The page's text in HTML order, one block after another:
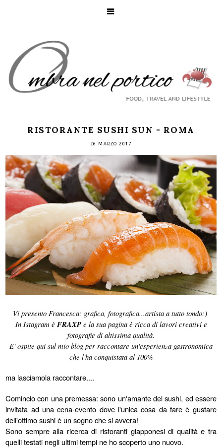
RISTORANTE SUSHI SUN - ROMA
26 MARZO 2017
Vi presento Francesca: grafica, fotografica...artista a tutto tondo:)
In Istagram è FRAXPe la sua pagina è ricca di lavori creativi e
fotografie di altissima qualità.
E' ospite qui sul mio blog per raccontare un'esperienza gastronomica
che l'ha conquistata al 100%
ma lasciamola raccontare....
Comincio con una premessa: sono un'amante del sushi, ed essere
invitata ad una cena-evento dove l'unica cosa da fare è gustare
dell'ottimo sushi è un sogno che si avvera!
Sono sempre alla ricerca di ristoranti giapponesi di qualità e tra
quelli testati negli ultimi tempi ne ho scoperto uno nuovo.